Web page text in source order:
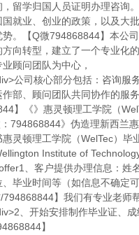
，留学归国人员证明办理咨询
国就业、创业的政策，以及大
势。【Q微794868844】本公
方向转型，建立了一个专业化
顾问团队为中心，
公司核心部分包括：咨询服
作部、顾问团队共同协作的服
】《》惠灵顿理工学院（
794868844》伪造理新西兰
灵顿理工学院（WelTec）毕
Institute of
、客户提供办理信息：姓
、毕业时间等（如信息不确定
/794868844】我们有专业老师
、开始安排制作毕业证、成
】